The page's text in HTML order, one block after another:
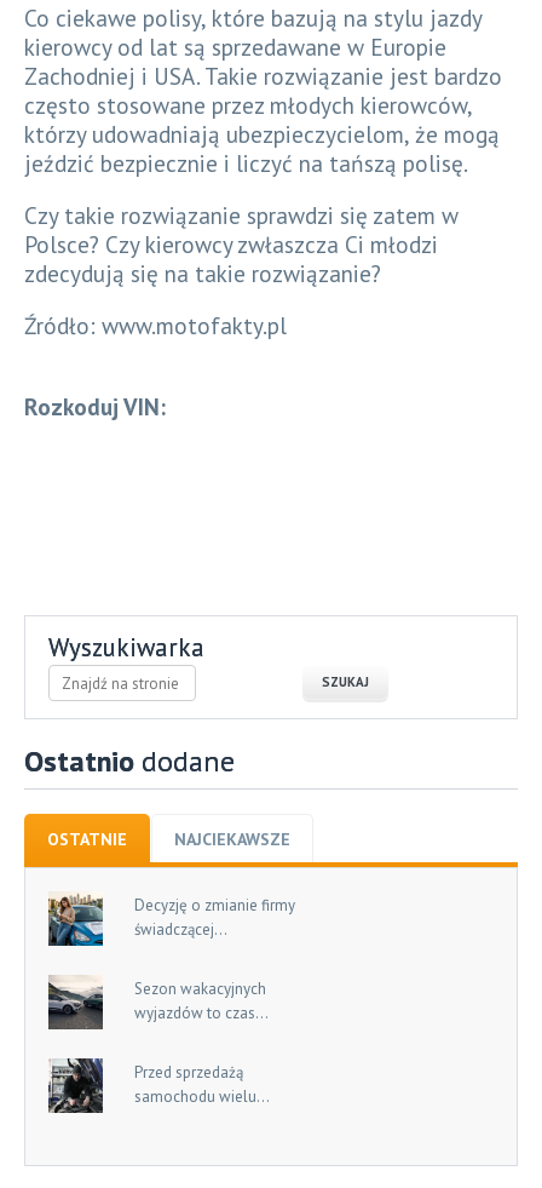
Co ciekawe polisy, które bazują na stylu jazdy
kierowcy od lat są sprzedawane w Europie
Zachodniej i USA. Takie rozwiązanie jest bardzo
często stosowane przez młodych kierowców,
którzy udowadniają ubezpieczycielom, że mogą
jeździć bezpiecznie i liczyć na tańszą polisę.
Czy takie rozwiązanie sprawdzi się zatem w
Polsce? Czy kierowcy zwłaszcza Ci młodzi
zdecydują się na takie rozwiązanie?
Źródło: www.motofakty.pl
Rozkoduj VIN:
Wyszukiwarka
Ostatnio dodane
OSTATNIE NAJCIEKAWSZE
Decyzję o zmianie firmy
świadczącej...
Sezon wakacyjnych
wyjazdów to czas...
Przed sprzedażą
samochodu wielu...